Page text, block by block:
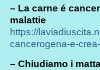
– La carne é
malattie
https://
cancerogena-e-
– Chiudiamo i